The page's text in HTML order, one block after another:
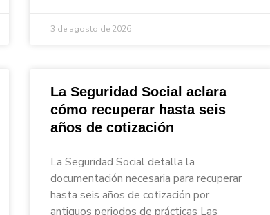
3 de agosto de 2026
La Seguridad Social aclara
cómo recuperar hasta seis
años de cotización
La Seguridad Social detalla la
documentación necesaria para recuperar
hasta seis años de cotización por
antiguos periodos de prácticas Las